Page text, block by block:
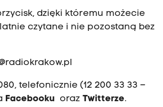
dzięki któremu możecie
czytane i nie pozostaną bez
telefonicznie (12 200 33 33 –
Facebooku orazTwitterze.